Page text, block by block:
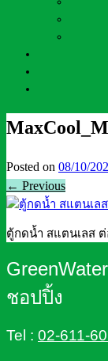
Posted on 08/10/
← Previous
ตู้กดน้ำ สแตนเลส ต่
ชอปปิ้ง
Tel : 02-611-